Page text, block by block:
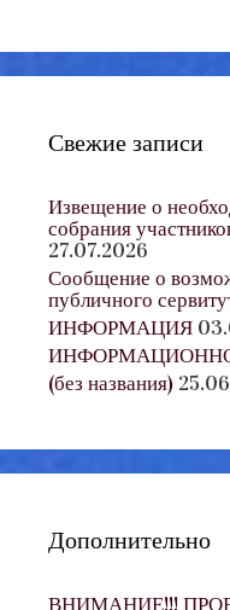
Свежие записи
Извещение о
собрания
27.07.2026
Сообщение о
публичного
ИНФОРМАЦИЯ
(без названия)
Дополнительно
ВНИМАНИЕ!!!